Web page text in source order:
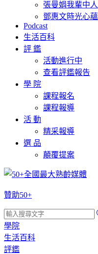
張曼娟我輩中人
鄧惠文時光心蘊
Podcast
生活百科
評 鑑
活動進行中
查看評鑑報告
學 院
課程報名
課程報導
活 動
精采報導
選 品
顛覆提案
贊助50+
學院
生活百科
評鑑